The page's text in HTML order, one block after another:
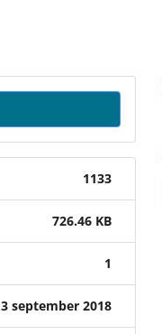
1133
726.46 KB
1
3 september 2018